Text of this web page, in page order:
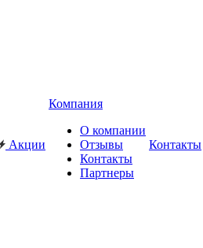
Акции
Компания
О компании
Отзывы
Контакты
Партнеры
Контакты